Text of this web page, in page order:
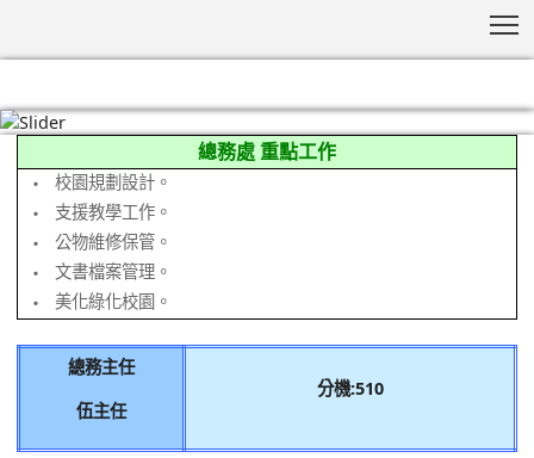
總務處 重點工作
‧
校園規劃設計。
‧ 支援教學工作。
‧ 公物維修保管。
‧ 文書檔案管理。
‧ 美化綠化校園。
總務主任
伍主任
分機:510